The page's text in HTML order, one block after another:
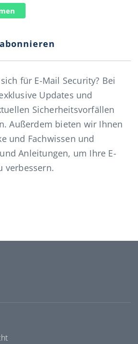
für E-Mail Security? Bei
Updates und
Sicherheitsvorfällen
Außerdem bieten wir Ihnen
und Fachwissen und
Anleitungen, um Ihre E-
verbessern.